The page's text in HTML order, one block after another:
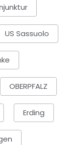
US Sassuolo
OBERPFALZ
Erding